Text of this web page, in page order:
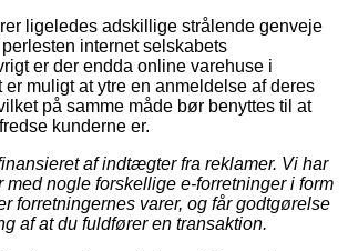
ligeledes adskillige strålende genveje
internet selskabets
er der endda online varehuse i
er muligt at ytre en anmeldelse af deres
på samme måde bør benyttes til at
kunderne er.
af indtægter fra reklamer. Vi har
med nogle forskellige e-forretninger i form
forretningernes varer, og får godtgørelse
af at du fuldfører en transaktion.